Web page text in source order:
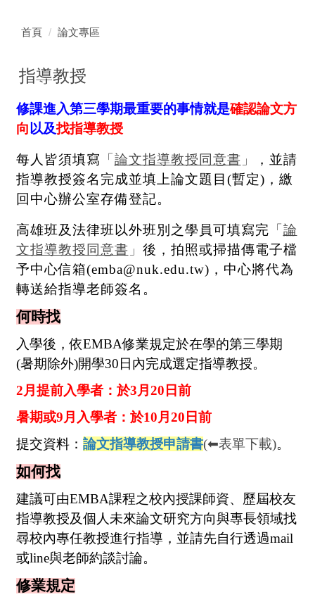
首頁 論文專區
指導教授
修課進入第三學期最重要的事情就是確認論文方
向 以及找指導教授
每人皆須填寫 「論文指導教授同意書 」
，並請
指導教授簽名完成並填上論文題目(暫定) ，繳
回中心辦公室存備登記。
高雄班及法律班以外班別之學員可填寫完 「論
文指導教授同意書 」 後，拍照或掃描傳電子檔
予中心信箱(emba@nuk.edu.tw) ，中心將代為
轉送給指導老師簽名。
何時找
入學後，依EMBA修業規定於在學的第三學期
(暑期除外)開學30日內完成選定指導教授。
2月提前入學者：於3月20日前
暑期或9月入學者：於10月20日前
提交資料： 論文指導教授申請書(⬅表單下載)。
如何找
建議可由EMBA課程之校內授課師資、歷屆校友
指導教授及個人未來論文研究方向與專長領域找
尋校內專任教授進行指導，並請先自行透過mail
或line與老師約談討論。
修業規定